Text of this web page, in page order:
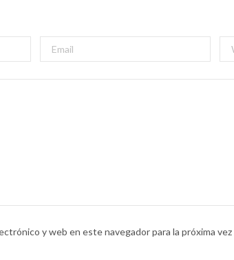
y web en este navegador para la próxima